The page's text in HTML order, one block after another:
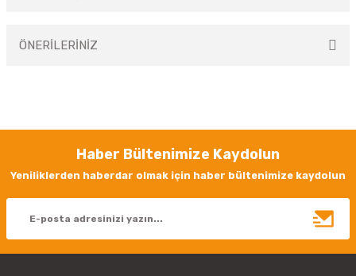
ÖNERİLERİNİZ
Görüş ve önerileriniz için teşekkür ederiz.
Ürün resmi kalitesiz, bozuk veya görüntülenemiyor.
Ürün bilgilerinde hatalar bulunuyor.
Haber Bültenimize Kaydolun
Yeniliklerden haberdar olmak için haber bültenimize kaydolun